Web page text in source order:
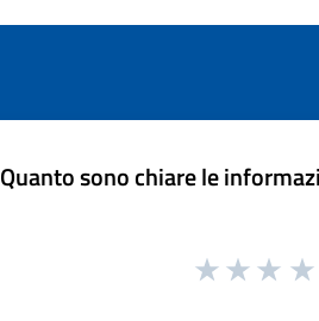
Quanto sono chiare le